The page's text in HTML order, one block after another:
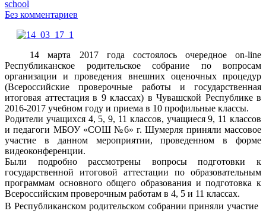
school
Без комментариев
14 марта 2017 года состоялось очередное on-line
Республиканское родительское собрание по вопросам
организации и проведения внешних оценочных процедур
(Всероссийские проверочные работы и государственная
итоговая аттестация в 9 классах) в Чувашской Республике в
2016-2017 учебном году и приема в 10 профильные классы.
Родители учащихся 4, 5, 9, 11 классов, учащиеся 9, 11 классов
и педагоги МБОУ «СОШ №6» г. Шумерля приняли массовое
участие в данном мероприятии, проведенном в форме
видеоконференции.
Были подробно рассмотрены вопросы подготовки к
государственной итоговой аттестации по образовательным
программам основного общего образования и подготовка к
Всероссийским проверочным работам в 4, 5 и 11 классах.
В Республиканском родительском собрании приняли участие 